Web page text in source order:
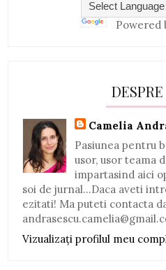
Powered
Camelia
Pasiunea pentru
usor, usor teama
impartasind aici
soi de jurnal...Daca aveti
ezitati! Ma puteti contacta
Vizualizați profilul meu